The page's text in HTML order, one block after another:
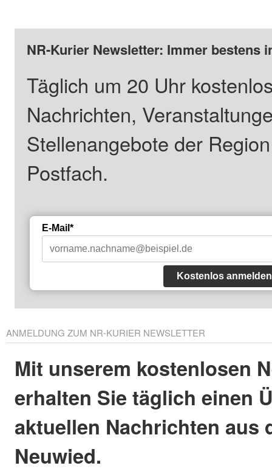
NR-Kurier Newsletter: Immer bestens
Täglich um 20 Uhr
Nachrichten,
Stellenangebote der
Postfach.
E-Mail*
Kostenlos anmelden
ANMELDUNG ZUM NR-KURIER NEWSLETTER
Mit unserem kostenlosen
erhalten Sie täglich einen
aktuellen Nachrichten aus
Neuwied.